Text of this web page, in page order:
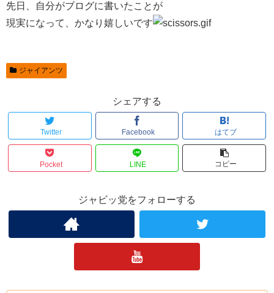
先日、自分がブログに書いたことが
現実になって、かなり嬉しいです
ジャイアンツ
シェアする
Twitter Facebook はてブ
Pocket LINE コピー
ジャビッ党をフォローする